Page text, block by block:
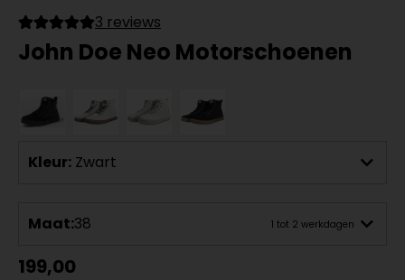
3 reviews
John Doe Neo Motorschoenen
Kleur: Zwart
Maat:38 1 tot 2 werkdagen
199,00